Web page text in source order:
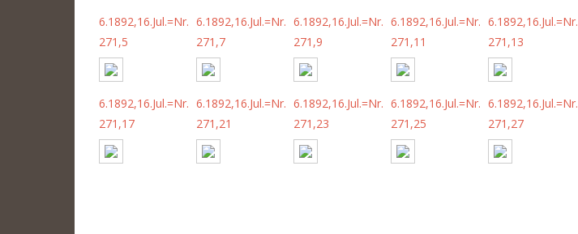
6.1892,16.Jul.=Nr.
271,5
6.1892,16.Jul.=Nr.
271,7
6.1892,16.Jul.=Nr.
271,9
6.1892,16.Jul.=Nr.
271,11
6.1892,16.Jul.=Nr.
271,13
6.1892,16.Jul.=Nr.
271,17
6.1892,16.Jul.=Nr.
271,21
6.1892,16.Jul.=Nr.
271,23
6.1892,16.Jul.=Nr.
271,25
6.1892,16.Jul.=Nr.
271,27